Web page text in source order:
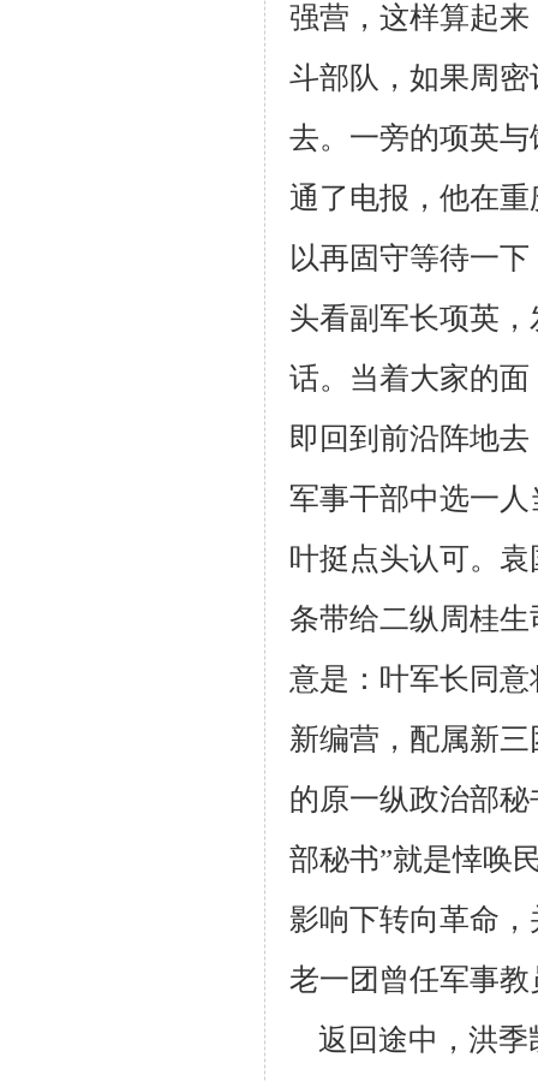
强营，这样算起来
斗部队，如果周
去。一旁的项英
通了电报，他在
以再固守等待一下
头看副军长项英
话。当着大家的
即回到前沿阵地
军事干部中选一人
叶挺点头认可。
条带给二纵周桂
意是：叶军长同意
新编营，配属新
的原一纵政治部
部秘书”就是悻唤
影响下转向革命，
老一团曾任军事
返回途中，洪季